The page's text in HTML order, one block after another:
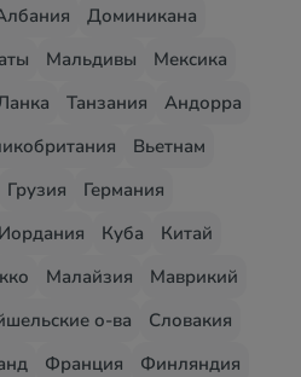
Доминикана
Мальдивы
Мексика
Танзания
Андорра
Вьетнам
Грузия
Германия
Иордания Куба
Китай
Малайзия
Маврикий
о-ва
Словакия
Франция
Финляндия